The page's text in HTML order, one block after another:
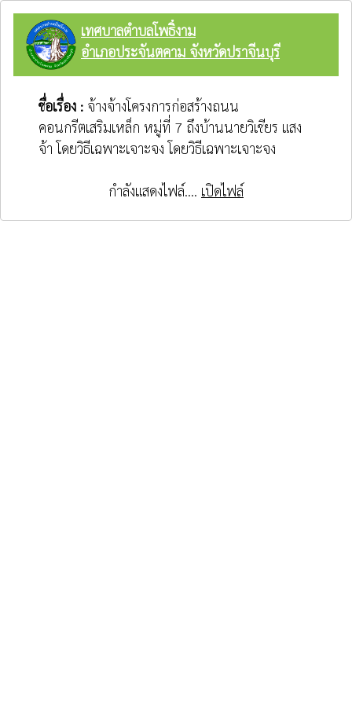
เทศบาลตำบลโพธิ์งาม
อำเภอประจันตคาม จังหวัดปราจีนบุรี
ชื่อเรื่อง : จ้างจ้างโครงการก่อสร้างถนน
คอนกรีตเสริมเหล็ก หมู่ที่ 7 ถึงบ้านนายวิเชียร แสง
จ้า โดยวิธีเฉพาะเจาะจง โดยวิธีเฉพาะเจาะจง
กำลังแสดงไฟล์.... เปิดไฟล์